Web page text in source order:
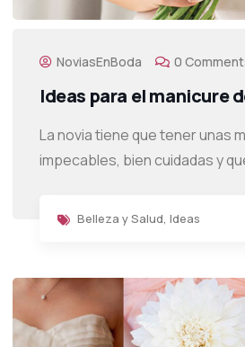
NoviasEnBoda 0
Ideas para el manicure
La novia tiene que tener unas
impecables, bien cuidadas y
Belleza y Salud, Ideas